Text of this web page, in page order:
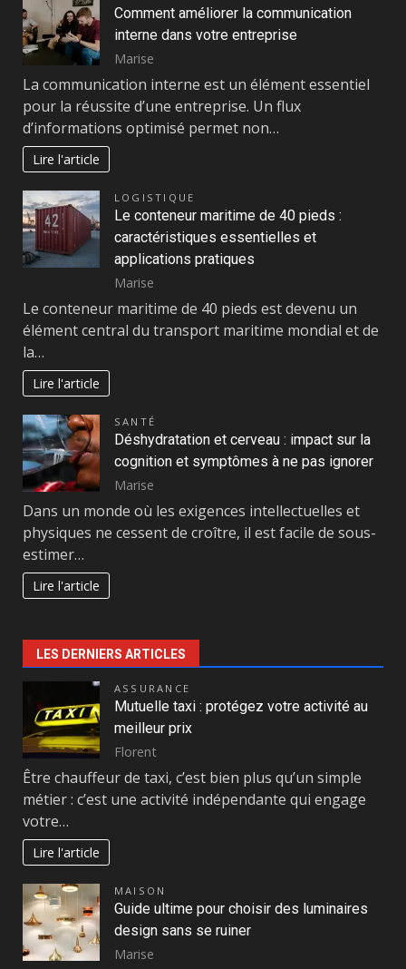
Comment améliorer la communication
interne dans votre entreprise
Marise
La communication interne est un élément essentiel
pour la réussite d’une entreprise. Un flux
d’informations optimisé permet non…
Lire l'article
LOGISTIQUE
Le conteneur maritime de 40 pieds :
caractéristiques essentielles et
applications pratiques
Marise
Le conteneur maritime de 40 pieds est devenu un
élément central du transport maritime mondial et de
la…
Lire l'article
SANTÉ
Déshydratation et cerveau : impact sur la
cognition et symptômes à ne pas ignorer
Marise
Dans un monde où les exigences intellectuelles et
physiques ne cessent de croître, il est facile de sous-
estimer…
Lire l'article
LES DERNIERS ARTICLES
ASSURANCE
Mutuelle taxi : protégez votre activité au
meilleur prix
Florent
Être chauffeur de taxi, c’est bien plus qu’un simple
métier : c’est une activité indépendante qui engage
votre…
Lire l'article
MAISON
Guide ultime pour choisir des luminaires
design sans se ruiner
Marise